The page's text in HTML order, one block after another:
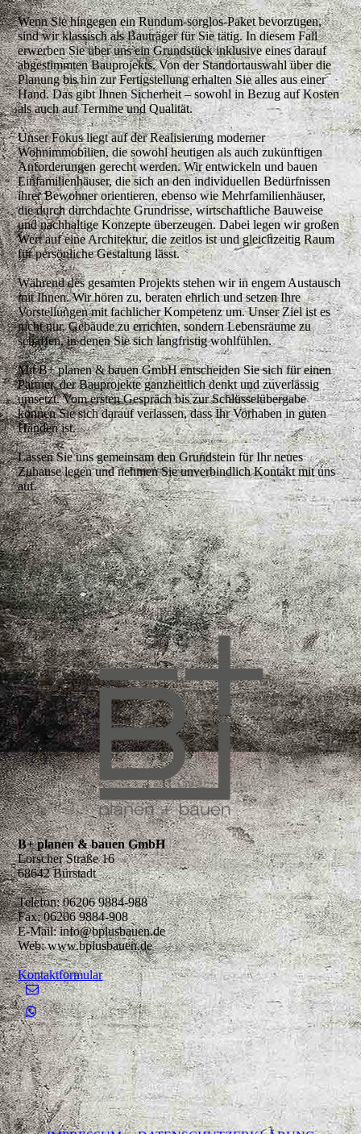
Wenn Sie hingegen ein Rundum-sorglos-Paket bevorzugen,
sind wir klassisch als Bauträger für Sie tätig. In diesem Fall
erwerben Sie über uns ein Grundstück inklusive eines darauf
abgestimmten Bauprojekts. Von der Standortauswahl über die
Planung bis hin zur Fertigstellung erhalten Sie alles aus einer
Hand. Das gibt Ihnen Sicherheit – sowohl in Bezug auf Kosten
als auch auf Termine und Qualität.
Unser Fokus liegt auf der Realisierung moderner
Wohnimmobilien, die sowohl heutigen als auch zukünftigen
Anforderungen gerecht werden. Wir entwickeln und bauen
Einfamilienhäuser, die sich an den individuellen Bedürfnissen
ihrer Bewohner orientieren, ebenso wie Mehrfamilienhäuser,
die durch durchdachte Grundrisse, wirtschaftliche Bauweise
und nachhaltige Konzepte überzeugen. Dabei legen wir großen
Wert auf eine Architektur, die zeitlos ist und gleichzeitig Raum
für persönliche Gestaltung lässt.
Während des gesamten Projekts stehen wir in engem Austausch
mit Ihnen. Wir hören zu, beraten ehrlich und setzen Ihre
Vorstellungen mit fachlicher Kompetenz um. Unser Ziel ist es
nicht nur, Gebäude zu errichten, sondern Lebensräume zu
schaffen, in denen Sie sich langfristig wohlfühlen.
Mit B+ planen & bauen GmbH entscheiden Sie sich für einen
Partner, der Bauprojekte ganzheitlich denkt und zuverlässig
umsetzt. Vom ersten Gespräch bis zur Schlüsselübergabe
können Sie sich darauf verlassen, dass Ihr Vorhaben in guten
Händen ist.
Lassen Sie uns gemeinsam den Grundstein für Ihr neues
Zuhause legen und nehmen Sie unverbindlich Kontakt mit uns
auf.
B+ planen & bauen GmbH
Lorscher Straße 16
68642 Bürstadt
Telefon: 06206 9884-988
Fax: 06206 9884-908
E-Mail: info@bplusbauen.de
Web: www.bplusbauen.de
Kontaktformular